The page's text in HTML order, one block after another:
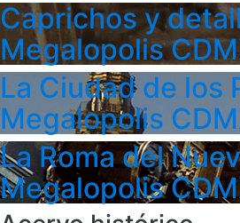
Caprichos y
Megalopolis
La Ciudad de los
Megalopolis
La Roma del
Megalopolis